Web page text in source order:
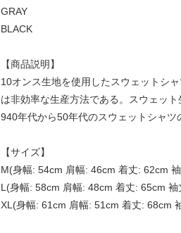
GRAY
BLACK
【商品説明】
10オンス生地を使用したスウェットシ
は非効率な生産方法である。スウェッ
940年代から50年代のスウェットシャ
【サイズ】
M(身幅: 54cm 肩幅: 46cm 着丈: 62cm
L(身幅: 58cm 肩幅: 48cm 着丈: 65cm
XL(身幅: 61cm 肩幅: 51cm 着丈: 68cm